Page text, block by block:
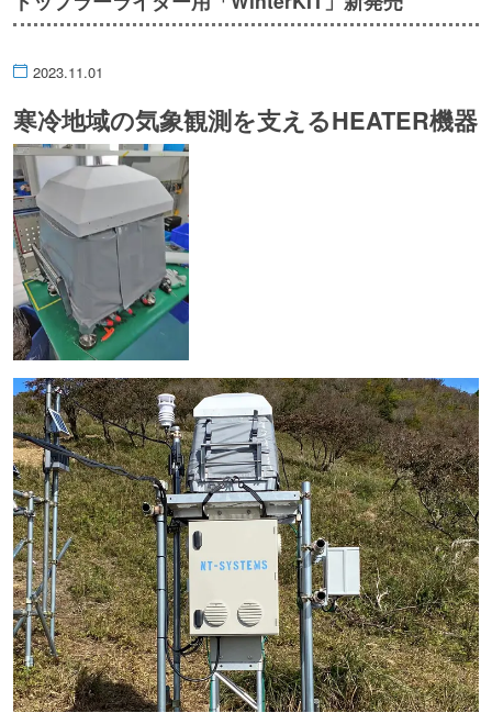
2023.11.01
寒冷地域の気象観測を支えるHEATER機器